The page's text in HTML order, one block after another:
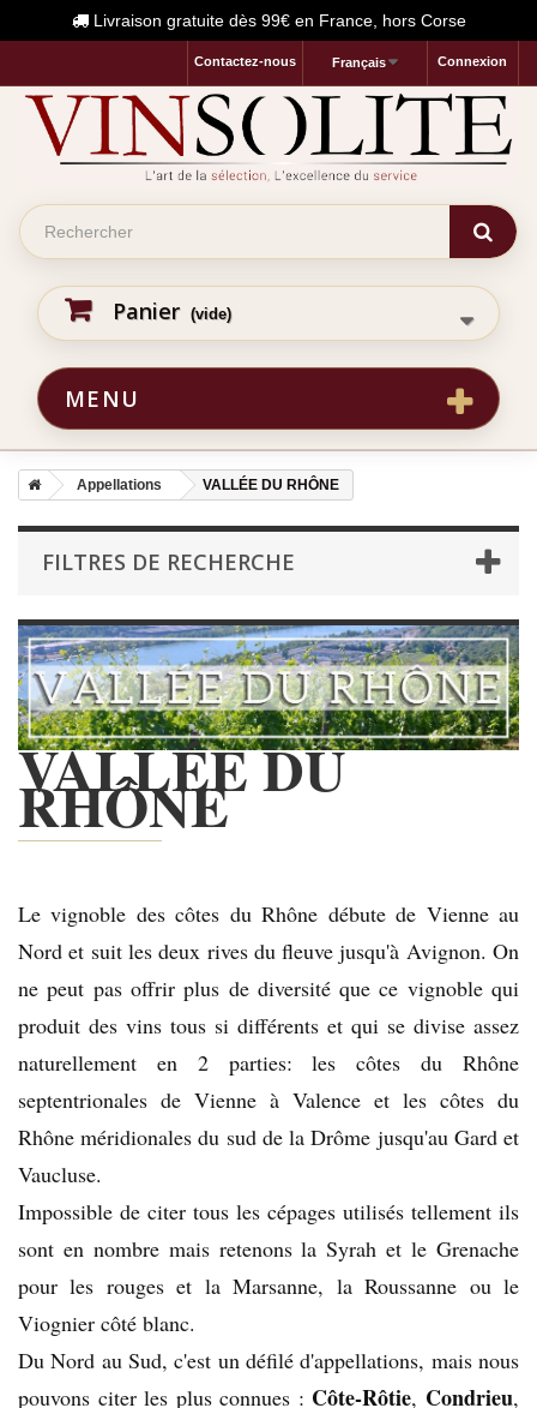
Livraison gratuite dès 99€ en France, hors Corse
Connexion
Français
Contactez-nous
Panier (vide)
MENU
Appellations VALLÉE DU RHÔNE
FILTRES DE RECHERCHE
VALLÉE DU
RHÔNE
Le vignoble des côtes du Rhône débute de Vienne au
Nord et suit les deux rives du fleuve jusqu'à Avignon. On
ne peut pas offrir plus de diversité que ce vignoble qui
produit des vins tous si différents et qui se divise assez
naturellement en 2 parties: les côtes du Rhône
septentrionales de Vienne à Valence et les côtes du
Rhône méridionales du sud de la Drôme jusqu'au Gard et
Vaucluse.
Impossible de citer tous les cépages utilisés tellement ils
sont en nombre mais retenons la Syrah et le Grenache
pour les rouges et la Marsanne, la Roussanne ou le
Viognier côté blanc.
Du Nord au Sud, c'est un défilé d'appellations, mais nous
pouvons citer les plus connues : Côte-Rôtie, Condrieu,